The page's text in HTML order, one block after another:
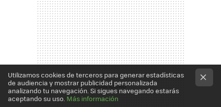
Utilizamos cookies de terceros para generar estadísticas
de audiencia y mostrar publicidad personalizada
analizando tu navegación. Si sigues navegando estarás
aceptando su uso. Más información